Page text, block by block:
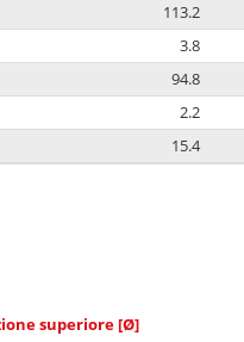
113.2
3.8
94.8
2.2
15.4
superiore [Ø]